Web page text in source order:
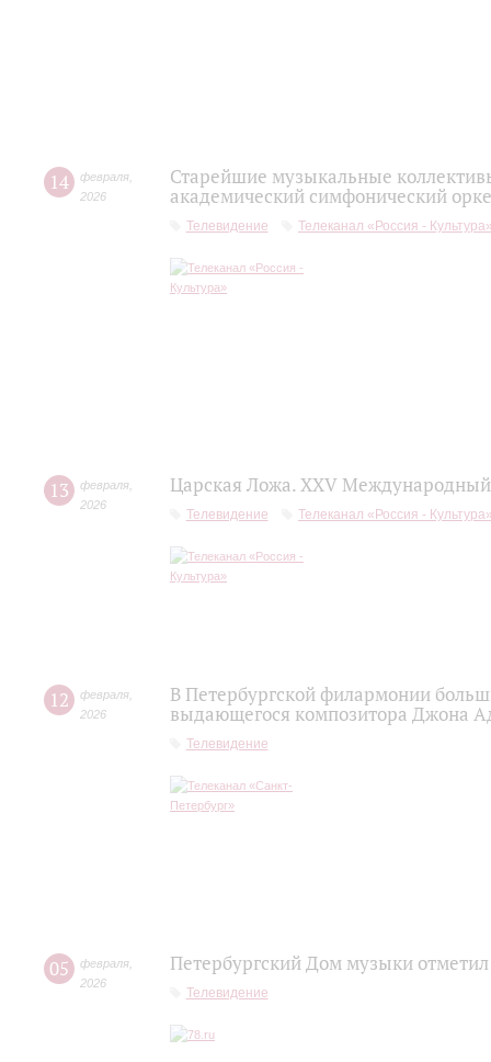
14 февраля
2026
Старейшие музыкальные
академический симфонический
Телевидение Телеканал «Россия -
13 февраля
2026
Царская Ложа. XXV
Телевидение Телеканал «Россия -
12 февраля
2026
В Петербургской филармонии
выдающегося композитора Джона
Телевидение
05 февраля
2026
Петербургский Дом музыки
Телевидение